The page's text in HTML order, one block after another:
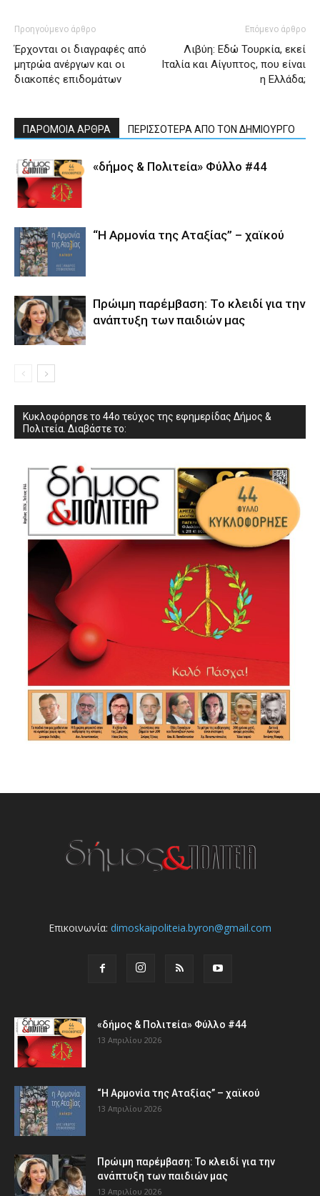
Προηγούμενο άρθρο
Έρχονται οι διαγραφές από
μητρώα ανέργων και οι
διακοπές επιδομάτων
Επόμενο άρθρο
Λιβύη: Εδώ Τουρκία, εκεί
Ιταλία και Αίγυπτος, που είναι
η Ελλάδα;
ΠΑΡΟΜΟΙΑ ΑΡΘΡΑ ΠΕΡΙΣΣΟΤΕΡΑ ΑΠΟ ΤΟΝ ΔΗΜΙΟΥΡΓΟ
«δήμος & Πολιτεία» Φύλλο #44
“Η Αρμονία της Αταξίας” – χαϊκού
Πρώιμη παρέμβαση: Το κλειδί για την
ανάπτυξη των παιδιών µας
Κυκλοφόρησε το 44ο τεύχος της εφημερίδας Δήμος &
Πολιτεία. Διαβάστε το:
Επικοινωνία: dimoskaipoliteia.byron@gmail.com
«δήμος & Πολιτεία» Φύλλο #44
13 Απριλίου 2026
“Η Αρμονία της Αταξίας” – χαϊκού
13 Απριλίου 2026
Πρώιμη παρέμβαση: Το κλειδί για την
ανάπτυξη των παιδιών µας
13 Απριλίου 2026